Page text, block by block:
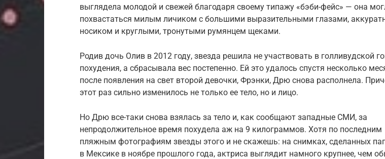
выглядела молодой и свежей благодаря своему типажу «бэби-фейс» — она
похвастаться милым личиком с большими выразительными глазами,
носиком и круглыми, тронутыми румянцем щеками.
Родив дочь Олив в 2012 году, звезда решила не участвовать в голливудской
похудения, а сбрасывала вес постепенно. Ей это удалось спустя несколько
после появления на свет второй девочки, Фрэнки, Дрю снова располнела.
этот раз сильно изменилось не только ее тело, но и лицо.
Но Дрю все-таки снова взялась за тело и, как сообщают западные СМИ, за
непродолжительное время похудела аж на 9 килограммов. Хотя по последним
пляжным фотографиям звезды этого и не скажешь: на снимках, сделанных
в Мексике в ноябре прошлого года, актриса выглядит намного крупнее, чем